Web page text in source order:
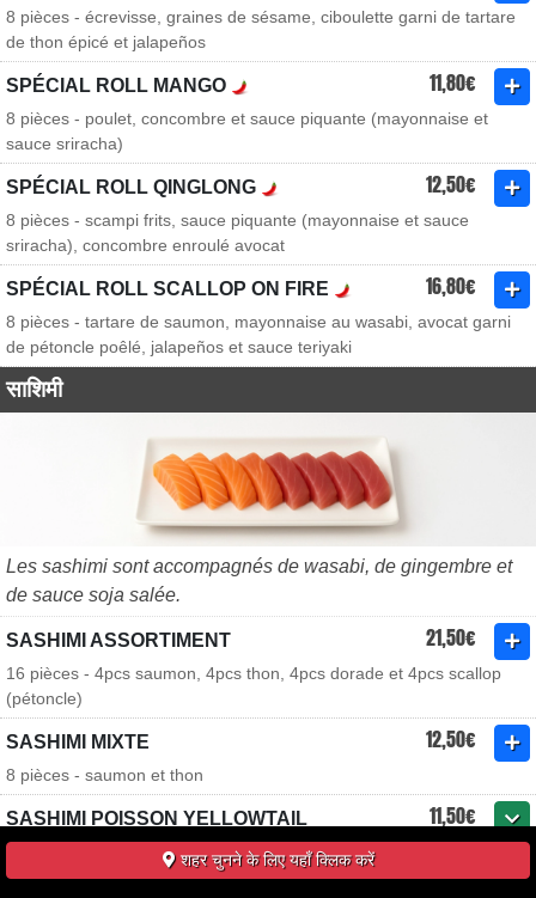
8 pièces - écrevisse, graines de sésame, ciboulette garni de tartare
de thon épicé et jalapeños
SPÉCIAL ROLL MANGO 11,80€
8 pièces - poulet, concombre et sauce piquante (mayonnaise et
sauce sriracha)
SPÉCIAL ROLL QINGLONG 12,50€
8 pièces - scampi frits, sauce piquante (mayonnaise et sauce
sriracha), concombre enroulé avocat
SPÉCIAL ROLL SCALLOP ON FIRE 16,80€
8 pièces - tartare de saumon, mayonnaise au wasabi, avocat garni
de pétoncle poêlé, jalapeños et sauce teriyaki
साशिमी
Les sashimi sont accompagnés de wasabi, de gingembre et
de sauce soja salée.
SASHIMI ASSORTIMENT 21,50€
16 pièces - 4pcs saumon, 4pcs thon, 4pcs dorade et 4pcs scallop
(pétoncle)
SASHIMI MIXTE 12,50€
8 pièces - saumon et thon
SASHIMI POISSON YELLOWTAIL 11,50€
8 ou 16 pièces - flétanशहर चुनने के लिए यहाँ क्लिक करें